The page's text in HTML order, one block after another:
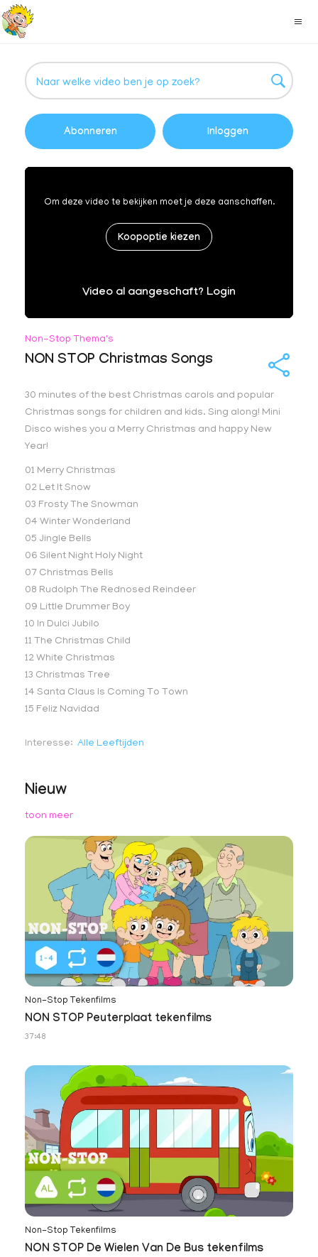
Om deze video te bekijken moet je deze aanschaffen.
Koopoptie kiezen
Video al aangeschaft? Login
Abonneren Inloggen
Non-Stop Thema's
NON STOP Christmas Songs
30 minutes of the best Christmas carols and popular
Christmas songs for children and kids. Sing along! Mini
Disco wishes you a Merry Christmas and happy New
Year!
01 Merry Christmas
02 Let It Snow
03 Frosty The Snowman
04 Winter Wonderland
05 Jingle Bells
06 Silent Night Holy Night
07 Christmas Bells
08 Rudolph The Rednosed Reindeer
09 Little Drummer Boy
10 In Dulci Jubilo
11 The Christmas Child
12 White Christmas
13 Christmas Tree
14 Santa Claus Is Coming To Town
15 Feliz Navidad
Interesse Alle Leeftijden
Nieuw
toon meer
Non-Stop Tekenfilms
NON STOP Peuterplaat tekenfilms
37:48
Non-Stop Tekenfilms
NON STOP De Wielen Van De Bus tekenfilms